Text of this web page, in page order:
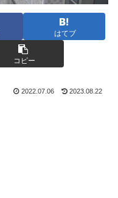
はてブ
コピー
2022.07.06 2023.08.22